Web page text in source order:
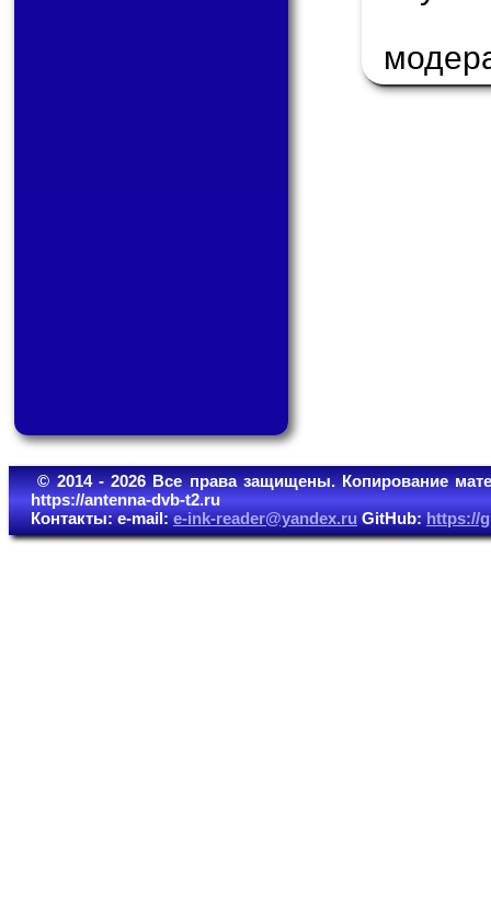
© 2014 - 2026 Все права защищены. Копирование
https://antenna-dvb-t2.ru
Контакты: e-mail:e-ink-reader@yandex.ruGitHub:https://